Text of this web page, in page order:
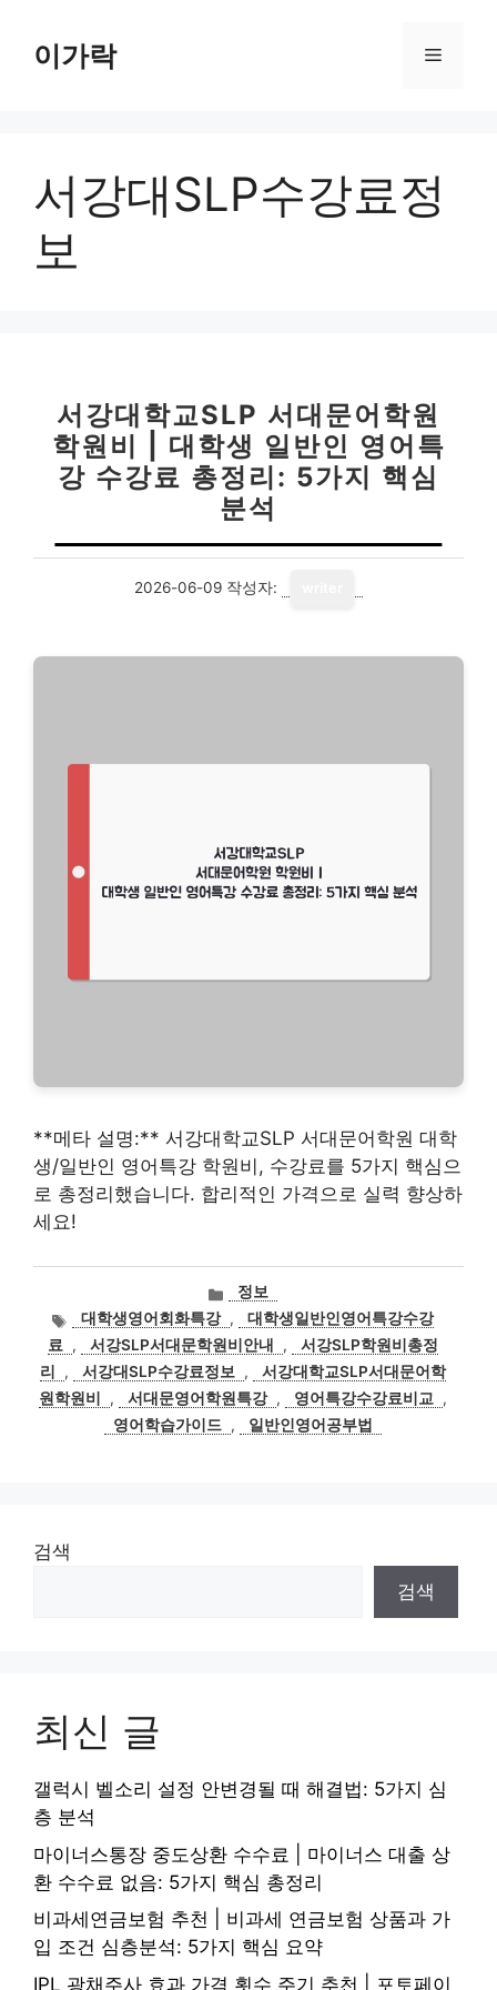
이가락 메
서강대SLP수강료정
보
서강대학교SLP 서대문어학원
학원비 | 대학생 일반인 영어특
강 수강료 총정리: 5가지 핵심
분석
2026-06-09 작성자:
**메타 설명:** 서강대학교SLP 서대문어학원 대학
생/일반인 영어특강 학원비, 수강료를 5가지 핵심으
로 총정리했습니다. 합리적인 가격으로 실력 향상하
세요!
카
고
리
정보
태대학생영어회화특강 ,
대학생일반인영어특강수강
료
, 서강SLP서대문학원비안내 ,
서강SLP학원비총정
리
, 서강대SLP수강료정보 ,
서강대학교SLP서대문어학
원학원비
, 서대문영어학원특강 , 영어특강수강료비교
,
영어학습가이드 , 일반인영어공부법
검색
검색
최신 글
갤럭시 벨소리 설정 안변경될 때 해결법: 5가지 심
층 분석
마이너스통장 중도상환 수수료 | 마이너스 대출 상
환 수수료 없음: 5가지 핵심 총정리
비과세연금보험 추천 | 비과세 연금보험 상품과 가
입 조건 심층분석: 5가지 핵심 요약
IPL 광채주사 효과 가격 횟수 주기 추천 | 포토페이